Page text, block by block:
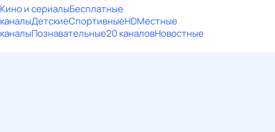
Кино и сериалыБесплатные
каналыДетскиеСпортивныеHDМестные
каналыПознавательные20 каналовНовостные